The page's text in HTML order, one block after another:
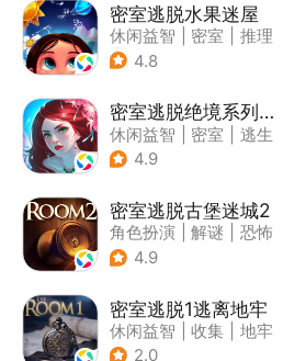
密室逃脱水果迷屋
休闲益智 密室
推理
| 密室逃脱
4.8
密室逃脱绝境系列4迷失森林
休闲益智 密室
逃生
| 密室逃脱
4.9
密室逃脱古堡迷城2
角色扮演 解谜
恐怖
| 密室逃脱
4.9
密室逃脱1逃离地牢
休闲益智 收集
地牢
| 密室逃脱
2.0